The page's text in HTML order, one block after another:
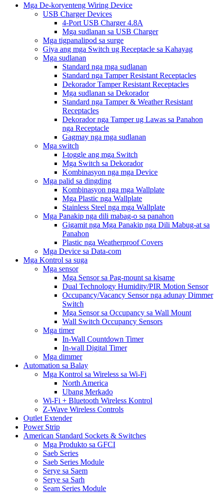
Mga De-koryenteng Wiring Device
USB Charger Devices
4-Port USB Charger 4.8A
Mga sudlanan sa USB Charger
Mga tigpanalipod sa surge
Giya ang mga Switch ug Receptacle sa Kahayag
Mga sudlanan
Standard nga mga sudlanan
Standard nga Tamper Resistant Receptacles
Dekorador Tamper Resistant Receptacles
Mga sudlanan sa Dekorador
Standard nga Tamper & Weather Resistant
Receptacles
Dekorador nga Tamper ug Lawas sa Panahon
nga Receptacle
Gagmay nga mga sudlanan
Mga switch
I-toggle ang mga Switch
Mga Switch sa Dekorador
Kombinasyon nga mga Device
Mga palid sa dingding
Kombinasyon nga mga Wallplate
Mga Plastic nga Wallplate
Stainless Steel nga mga Wallplate
Mga Panakip nga dili mabag-o sa panahon
Gigamit nga Mga Panakip nga Dili Mabug-at sa
Panahon
Plastic nga Weatherproof Covers
Mga Device sa Data-com
Mga Kontrol sa suga
Mga sensor
Mga Sensor sa Pag-mount sa kisame
Dual Technology Humidity/PIR Motion Sensor
Occupancy/Vacancy Sensor nga adunay Dimmer
Switch
Mga Sensor sa Occupancy sa Wall Mount
Wall Switch Occupancy Sensors
Mga timer
In-Wall Countdown Timer
In-wall Digital Timer
Mga dimmer
Automation sa Balay
Mga Kontrol sa Wireless sa Wi-Fi
North America
Ubang Merkado
Wi-Fi + Bluetooth Wireless Kontrol
Z-Wave Wireless Controls
Outlet Extender
Power Strip
American Standard Sockets & Switches
Mga Produkto sa GFCI
Saeb Series
Saeb Series Module
Serye sa Saem
Serye sa Sarh
Seam Series Module